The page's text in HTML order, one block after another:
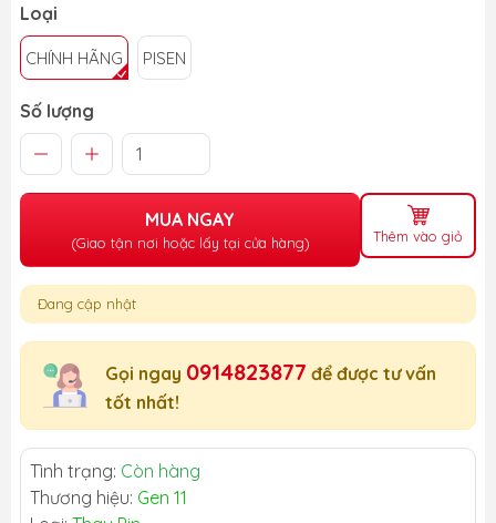
Loại
CHÍNH HÃNG PISEN
Số lượng
MUA NGAY
(Giao tận nơi hoặc lấy tại cửa hàng) Thêm vào giỏ
Đang cập nhật
Gọi ngay 0914823877 để được tư vấn
tốt nhất!
Tình trạng: Còn hàng
Thương hiệu: Gen 11